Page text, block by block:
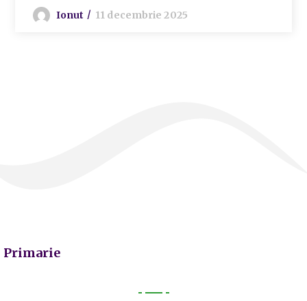
Ionut 11 decembrie 2025
Primarie